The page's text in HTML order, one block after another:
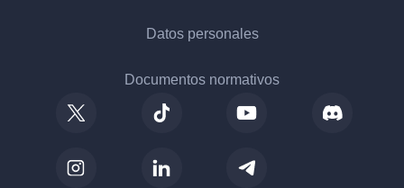
Datos personales
Documentos normativos